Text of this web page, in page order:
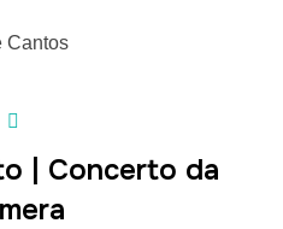
Cantos
| Concerto da